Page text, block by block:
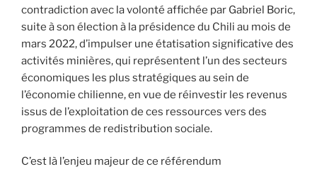
contradiction avec la volonté affichée par Gabriel Boric,
suite à son élection à la présidence du Chili au mois de
mars 2022, d’impulser une étatisation significative des
activités minières, qui représentent l’un des secteurs
économiques les plus stratégiques au sein de
l’économie chilienne, en vue de réinvestir les revenus
issus de l’exploitation de ces ressources vers des
programmes de redistribution sociale.
C’est là l’enjeu majeur de ce référendum